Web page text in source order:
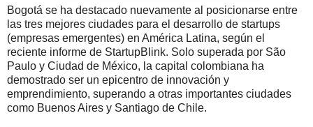
Bogotá se ha destacado nuevamente al posicionarse entre
las tres mejores ciudades para el desarrollo de startups
(empresas emergentes) en América Latina, según el
reciente informe de StartupBlink. Solo superada por São
Paulo y Ciudad de México, la capital colombiana ha
demostrado ser un epicentro de innovación y
emprendimiento, superando a otras importantes ciudades
como Buenos Aires y Santiago de Chile.